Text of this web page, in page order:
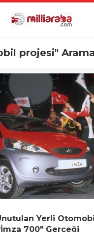
projesi"
Yerli
700" Gerçeği